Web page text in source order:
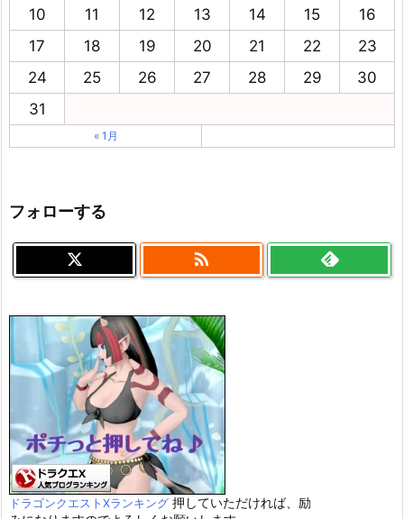
10
11 12 13 14 15
16
17
18 19 20 21 22
23
24
25 26 27 28 29
30
31
« 1月
フォローする

ドラゴンクエストXランキング 押していただければ、励